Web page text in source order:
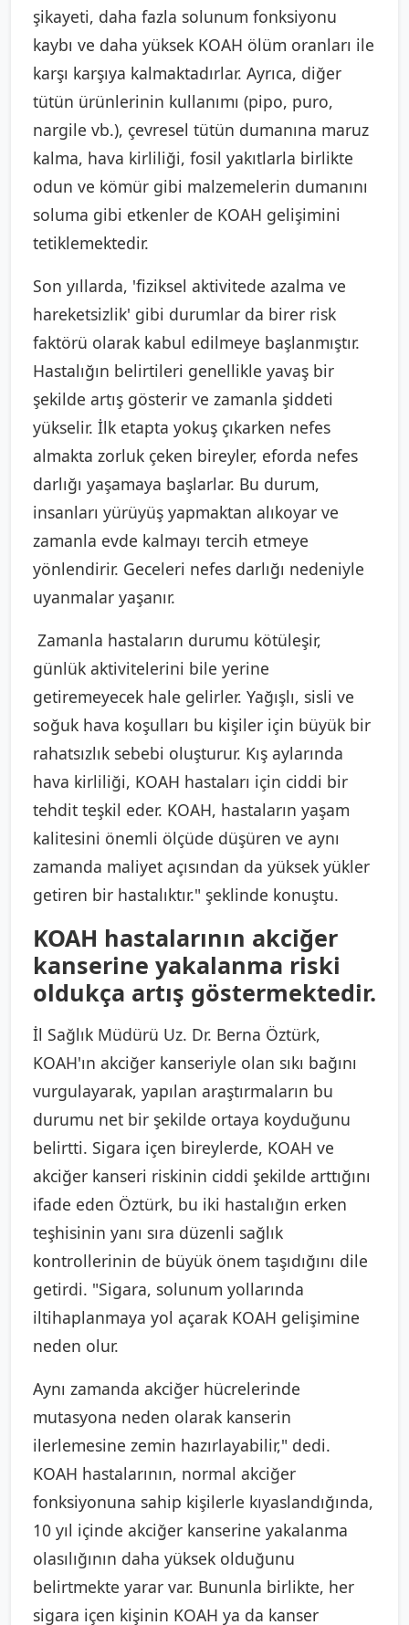
şikayeti, daha fazla solunum fonksiyonu
kaybı ve daha yüksek KOAH ölüm oranları ile
karşı karşıya kalmaktadırlar. Ayrıca, diğer
tütün ürünlerinin kullanımı (pipo, puro,
nargile vb.), çevresel tütün dumanına maruz
kalma, hava kirliliği, fosil yakıtlarla birlikte
odun ve kömür gibi malzemelerin dumanını
soluma gibi etkenler de KOAH gelişimini
tetiklemektedir.
Son yıllarda, 'fiziksel aktivitede azalma ve
hareketsizlik' gibi durumlar da birer risk
faktörü olarak kabul edilmeye başlanmıştır.
Hastalığın belirtileri genellikle yavaş bir
şekilde artış gösterir ve zamanla şiddeti
yükselir. İlk etapta yokuş çıkarken nefes
almakta zorluk çeken bireyler, eforda nefes
darlığı yaşamaya başlarlar. Bu durum,
insanları yürüyüş yapmaktan alıkoyar ve
zamanla evde kalmayı tercih etmeye
yönlendirir. Geceleri nefes darlığı nedeniyle
uyanmalar yaşanır.
Zamanla hastaların durumu kötüleşir,
günlük aktivitelerini bile yerine
getiremeyecek hale gelirler. Yağışlı, sisli ve
soğuk hava koşulları bu kişiler için büyük bir
rahatsızlık sebebi oluşturur. Kış aylarında
hava kirliliği, KOAH hastaları için ciddi bir
tehdit teşkil eder. KOAH, hastaların yaşam
kalitesini önemli ölçüde düşüren ve aynı
zamanda maliyet açısından da yüksek yükler
getiren bir hastalıktır." şeklinde konuştu.
KOAH hastalarının akciğer
kanserine yakalanma riski
oldukça artış göstermektedir.
İl Sağlık Müdürü Uz. Dr. Berna Öztürk,
KOAH'ın akciğer kanseriyle olan sıkı bağını
vurgulayarak, yapılan araştırmaların bu
durumu net bir şekilde ortaya koyduğunu
belirtti. Sigara içen bireylerde, KOAH ve
akciğer kanseri riskinin ciddi şekilde arttığını
ifade eden Öztürk, bu iki hastalığın erken
teşhisinin yanı sıra düzenli sağlık
kontrollerinin de büyük önem taşıdığını dile
getirdi. "Sigara, solunum yollarında
iltihaplanmaya yol açarak KOAH gelişimine
neden olur.
Aynı zamanda akciğer hücrelerinde
mutasyona neden olarak kanserin
ilerlemesine zemin hazırlayabilir," dedi.
KOAH hastalarının, normal akciğer
fonksiyonuna sahip kişilerle kıyaslandığında,
10 yıl içinde akciğer kanserine yakalanma
olasılığının daha yüksek olduğunu
belirtmekte yarar var. Bununla birlikte, her
sigara içen kişinin KOAH ya da kanser